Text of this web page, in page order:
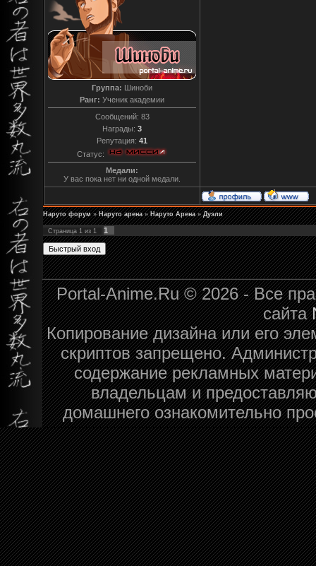
Группа: Шиноби
Ранг: Ученик академии
Сообщений: 83
Награды: 3
Репутация: 41
Статус:
Медали:
У вас пока нет ни одной медали.
Наруто форум » Наруто арена » Наруто Арена » Дуэли
Страница 1 из 1 1
Portal-Anime.Ru © 2026 - Все
сайта
Копирование дизайна или его
скриптов запрещено.
содержание рекламных
владельцам и
домашнего ознакомительно